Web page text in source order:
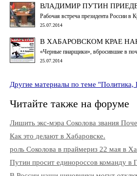
ВЛАДИМИР ПУТИН
Рабочая встреча президента России
25.07.2014
В ХАБАРОВСКОМ КРАЕ
«Черные пиарщики», вбросившие в
25.07.2014
Другие материалы по теме "Политика,
Читайте также на форуме
Лишить экс-мэра Соколова звания
Как это делают в Хабаровске.
роль Соколова в праймериз 22 мая в
Путин просит единороссов команду в